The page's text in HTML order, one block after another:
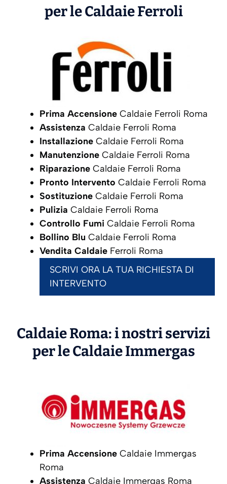
per le CaldaieFerroli
Prima Accensione Caldaie Ferroli Roma
Assistenza Caldaie Ferroli Roma
Installazione Caldaie Ferroli Roma
Manutenzione Caldaie Ferroli Roma
Riparazione Caldaie Ferroli Roma
Pronto Intervento Caldaie Ferroli Roma
Sostituzione Caldaie Ferroli Roma
Pulizia Caldaie Ferroli Roma
Controllo Fumi Caldaie Ferroli Roma
Bollino Blu Caldaie Ferroli Roma
Vendita Caldaie Ferroli Roma
SCRIVI ORA LA TUA RICHIESTA DI
INTERVENTO
Caldaie Roma: i nostri servizi
per le CaldaieImmergas
Prima Accensione Caldaie Immergas
Roma
Assistenza Caldaie Immergas Roma